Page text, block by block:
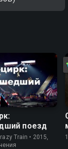
поезд
Train • 2015,